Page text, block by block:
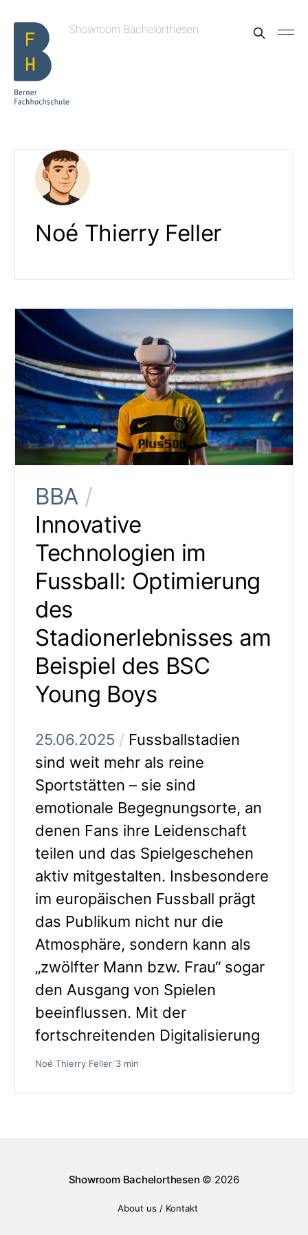
Showroom Bachelorthesen
Noé Thierry Feller
BBA /
Innovative
Technologien im
Fussball: Optimierung
des
Stadionerlebnisses am
Beispiel des BSC
Young Boys
25.06.2025 / Fussballstadien
sind weit mehr als reine
Sportstätten – sie sind
emotionale Begegnungsorte, an
denen Fans ihre Leidenschaft
teilen und das Spielgeschehen
aktiv mitgestalten. Insbesondere
im europäischen Fussball prägt
das Publikum nicht nur die
Atmosphäre, sondern kann als
„zwölfter Mann bzw. Frau“ sogar
den Ausgang von Spielen
beeinflussen. Mit der
fortschreitenden Digitalisierung
Noé Thierry Feller/3 min
Showroom Bachelorthesen © 2026
About us / Kontakt